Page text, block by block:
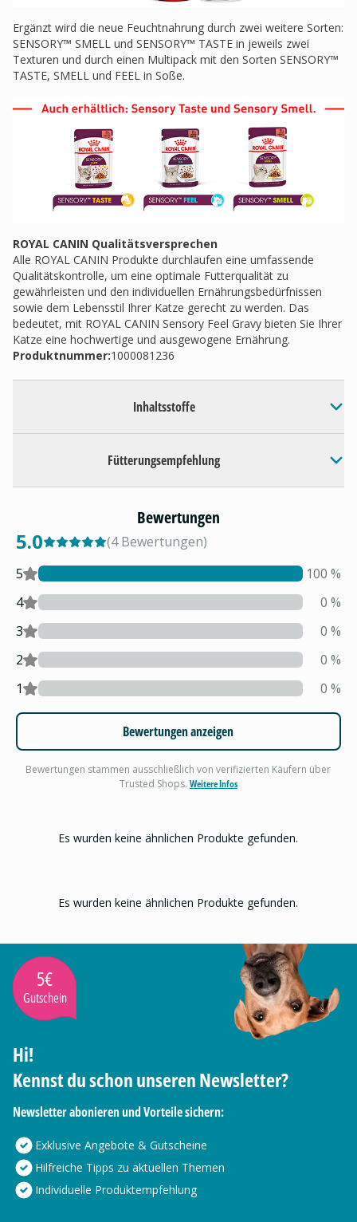
Ergänzt wird die neue Feuchtnahrung durch zwei weitere Sorten:
SENSORY™ SMELL und SENSORY™ TASTE in jeweils zwei
Texturen und durch einen Multipack mit den Sorten SENSORY™
TASTE, SMELL und FEEL in Soße.
ROYAL CANIN Qualitätsversprechen
Alle ROYAL CANIN Produkte durchlaufen eine umfassende
Qualitätskontrolle, um eine optimale Futterqualität zu
gewährleisten und den individuellen Ernährungsbedürfnissen
sowie dem Lebensstil Ihrer Katze gerecht zu werden. Das
bedeutet, mit ROYAL CANIN Sensory Feel Gravy bieten Sie Ihrer
Katze eine hochwertige und ausgewogene Ernährung.
Produktnummer:1000081236
Inhaltsstoffe
Fütterungsempfehlung
Bewertungen
5.0 (4 Bewertungen)
5
100 %
4
0 %
3
0 %
2
0 %
1
0 %
Bewertungen anzeigen
Bewertungen stammen ausschließlich von verifizierten Käufern über
Trusted Shops. Weitere Infos
Es wurden keine ähnlichen Produkte gefunden.
Es wurden keine ähnlichen Produkte gefunden.
5€
Gutschein
Hi!
Kennst du schon unseren Newsletter?
Newsletter abonieren und Vorteile sichern:
Exklusive Angebote & Gutscheine
Hilfreiche Tipps zu aktuellen Themen
Individuelle Produktempfehlung